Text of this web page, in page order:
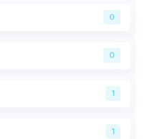
0
0
1
1